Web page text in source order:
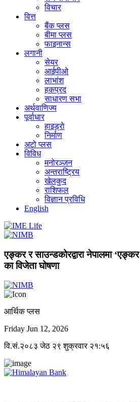
विचार
वित्त
बैंक प्लस
बीमा प्लस
फाइनान्स
लगानी
सेयर
आईपीओ
लाभांश
हकप्रद
साधारण सभा
अर्थवाणिज्य
पूर्वाधार
हाइड्राे
निर्माण
अटो प्लस
विविध
मनोरञ्जन
अन्तराष्ट्रिय
खेलकुद
राशिफल
विज्ञान प्रविधि
English
एङ्कर र साउन्डकोरद्वारा नेपालमा
का विजेता घोषणा
आर्थिक प्लस
Friday Jun 12, 2026
वि.सं.२०८३ जेठ २९ शुक्रवार २१:५६